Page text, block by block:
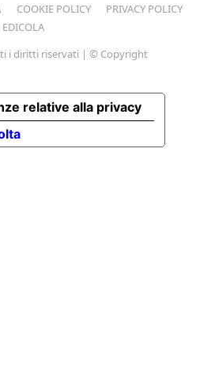
COOKIE POLICY
PRIVACY POLICY
EDICOLA
i diritti riservati | © Copyright
relative alla privacy